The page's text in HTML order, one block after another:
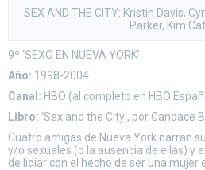
SEX AND THE CITY: Kristin Davis,
Parker, Kim
9º ‘SEXO EN NUEVA YORK’
Año: 1998-2004
Canal: HBO (al completo en HBO
Libro: ‘Sex and the City’, por Candace
Cuatro amigas de Nueva York narran
y/o sexuales (o la ausencia de ellas) y
de lidiar con el hecho de ser una mujer